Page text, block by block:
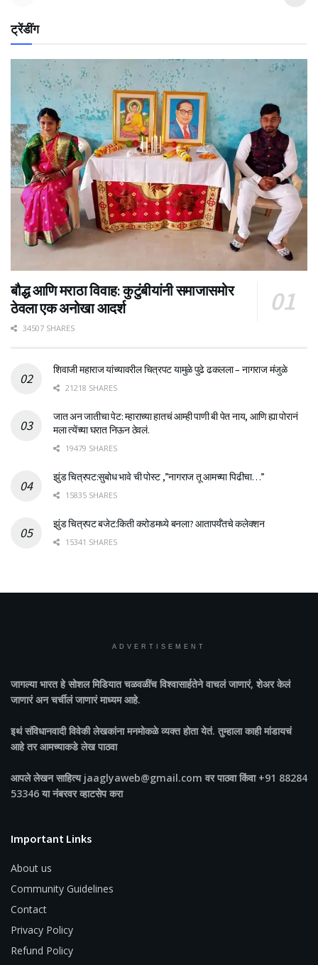
ट्रेंडींग
बौद्ध आणि मराठा विवाह: कुटुंबीयांनी समाजासमोर
ठेवला एक अनोखा आदर्श
34507 SHARES
शिवाजी महाराज यांच्यावरील चित्रपट यामुळे पुढे ढकलला – नागराज मंजुळे
21218 SHARES
जात अन जातीचा पेट: म्हाराच्या हातचं आम्ही पाणी बी पेत नाय, आणि ह्या पोरानं
मला त्येंच्या घरात निऊन ठेवलं.
19479 SHARES
झुंड चित्रपट:सुबोध भावे ची पोस्ट ,”नागराज तू आमच्या पिढीचा…”
15835 SHARES
झुंड चित्रपट बजेट:किती करोडमध्ये बनला? आतापर्यँतचे कलेक्शन
15341 SHARES
ADVERTISEMENT
जागल्या भारतहे सोशल मिडियात चळवळींच विश्वासार्हतेने वाचलं जाणारं, शेअर केलं
जाणारं अन चर्चीलं जाणारं माध्यम आहे.
इथं संविधानवादी विवेकी लेखकांना मनमोकळे व्यक्त होता येतं. तुम्हाला काही मांडायचं
आहे तर आमच्याकडे लेख पाठवा
आपले लेखन साहित्य jaaglyaweb@gmail.com वर पाठवा किंवा +91 88284
53346 या नंबरवर व्हाटसेप करा
Important Links
About us
Community Guidelines
Contact
Privacy Policy
Refund Policy